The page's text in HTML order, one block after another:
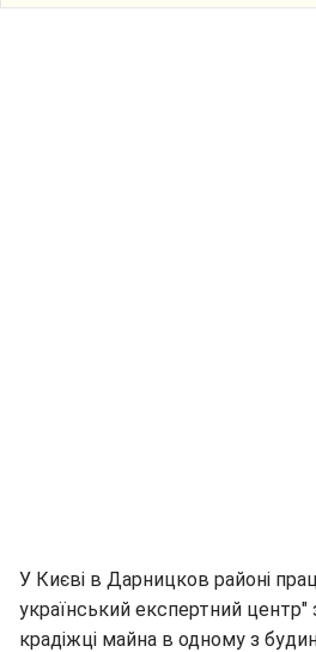
У Києві в Дарницков районі
український експертний центр"
крадіжці майна в одному з